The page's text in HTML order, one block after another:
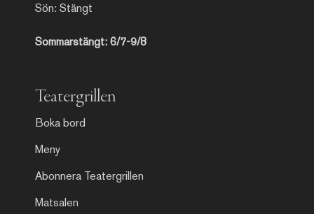
Sön: Stängt
Sommarstängt: 6/7-9/8
Teatergrillen
Boka bord
Meny
Abonnera Teatergrillen
Matsalen